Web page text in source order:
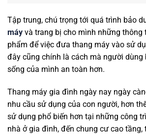
Tập trung, chú trọng tới quá trình bảo
máy và trang bị cho mình những thông
phẩm để việc đưa thang máy vào sử
đây cũng chính là cách mà người dùng
sống của mình an toàn hơn.
Thang máy gia đình ngày nay ngày
nhu cầu sử dụng của con người, hơn
sử dụng phổ biến hơn tại những công
nhà ở gia đình, đến chung cư cao